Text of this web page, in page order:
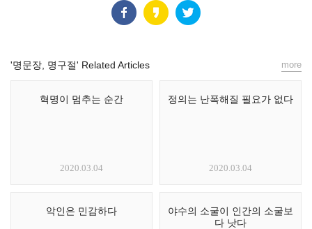
'명문장, 명구절' Related Articles
혁명이 멈추는 순간
2020.03.04
정의는 난폭해질 필요가 없다
2020.03.04
악인은 민감하다
야수의 소굴이 인간의 소굴보
다 낫다
more